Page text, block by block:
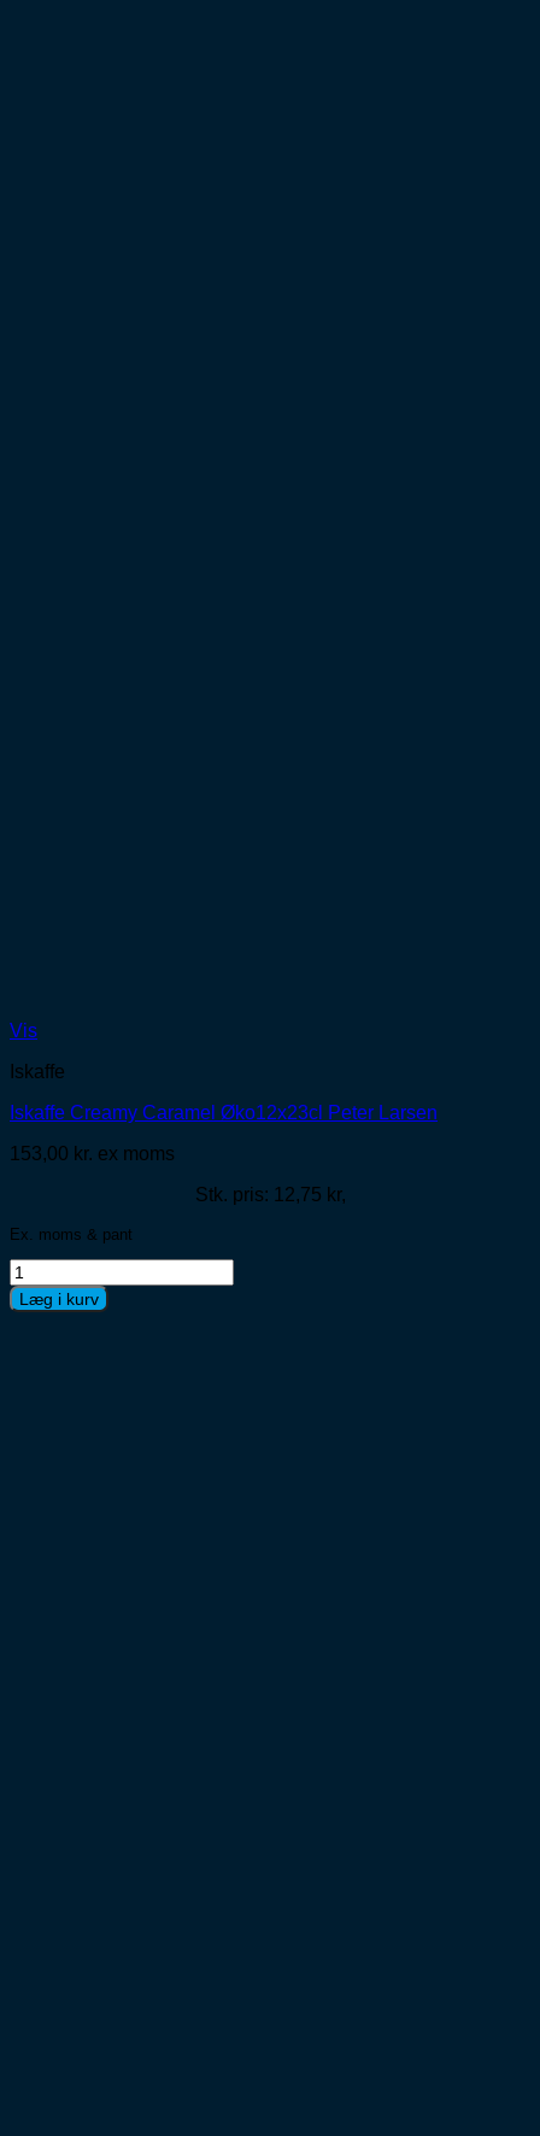
Vis
Iskaffe
Iskaffe Creamy Caramel Øko12x23cl Peter Larsen
153,00 kr. ex moms
Stk. pris: 12,75 kr,
Ex. moms & pant
Iskaffe
Creamy
Caramel
Læg i kurv